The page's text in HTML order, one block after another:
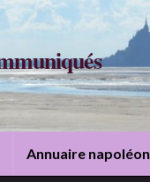
Annuaire